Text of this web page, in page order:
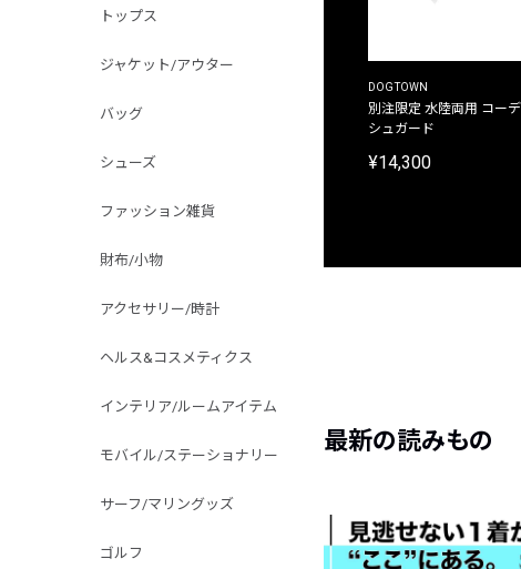
トップス
ジャケット/アウター
バッグ
シューズ
ファッション雑貨
財布/小物
アクセサリー/時計
ヘルス&コスメティクス
インテリア/ルームアイテム
モバイル/ステーショナリー
サーフ/マリングッズ
ゴルフ
別注限定 ピグメントダイ バックプリント サーフ
DOGTOWN
別注限定 水陸両用 コー
シュガード
¥14,300
最新の読みもの